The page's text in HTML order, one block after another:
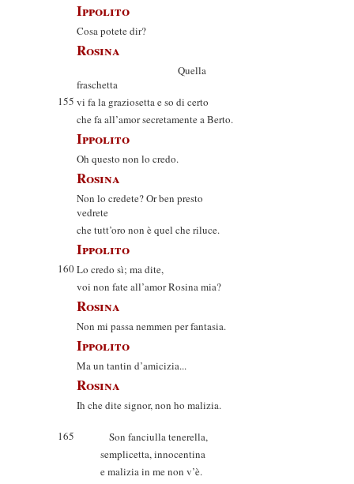
Ippolito
Cosa potete dir?
Rosina
Quella
fraschetta
155 vi fa la graziosetta e so di certo
che fa all’amor secretamente a Berto.
Ippolito
Oh questo non lo credo.
Rosina
Non lo credete? Or ben presto
vedrete
che tutt’oro non è quel che riluce.
Ippolito
160Lo credo sì; ma dite,
voi non fate all’amor Rosina mia?
Rosina
Non mi passa nemmen per fantasia.
Ippolito
Ma un tantin d’amicizia...
Rosina
Ih che dite signor, non ho malizia.
165
Son fanciulla tenerella,
semplicetta, innocentina
e malizia in me non v’è.